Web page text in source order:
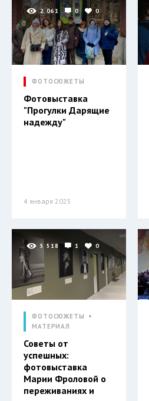
2 061 0 0
ФОТОСЮЖЕТЫ
Фотовыставка
"Прогулки Дарящие
надежду"
4 января 2025
5 518 1 0
ФОТОСЮЖЕТЫ
МАТЕРИАЛ
Советы от
успешных:
фотовыставка
Марии Фроловой о
переживаниях и